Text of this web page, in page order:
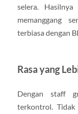
selera.
memanggang
terbiasa dengan
Rasa yang
Dengan staff
terkontrol.